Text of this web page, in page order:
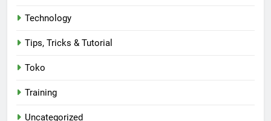
Technology
Tips, Tricks & Tutorial
Toko
Training
Uncategorized